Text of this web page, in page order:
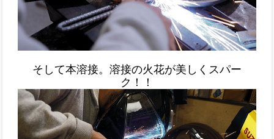
そして本溶接。溶接の火花が美しくスパー
ク！！